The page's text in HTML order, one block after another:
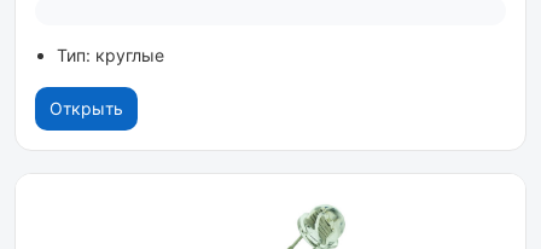
Тип: круглые
Открыть